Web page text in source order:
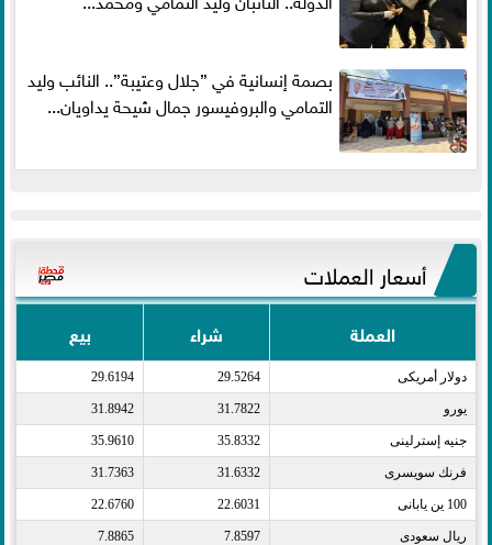
بصمة إنسانية في ”جلال وعتيبة”.. النائب وليد
التمامي والبروفيسور جمال شيحة يداويان...
أسعار العملات
العملة شراء بيع
دولار أمريكى​ 29.5264
29.6194
يورو​ 31.7822
31.8942
جنيه إسترلينى​ 35.8332
35.9610
فرنك سويسرى​ 31.6332
31.7363
100 ين يابانى​ 22.6031
22.6760
ريال سعودى​ 7.8597
7.8865